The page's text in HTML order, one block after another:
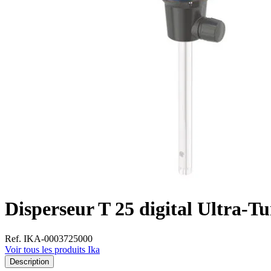
Disperseur T 25 digital Ultra-
Ref. IKA-0003725000
Voir tous les produits Ika
Description